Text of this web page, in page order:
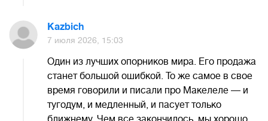
Kazbich
7 июля 2026, 15:03
Один из лучших опорников мира. Его продажа
станет большой ошибкой. То же самое в свое
время говорили и писали про Макелеле — и
тугодум, и медленный, и пасует только